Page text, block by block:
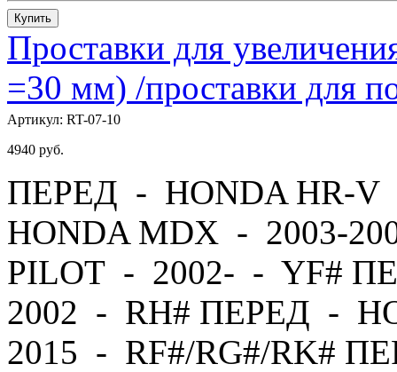
Купить
Проставки для
=30 мм) /проставки для
Артикул: RT-07-10
4940 руб.
ПЕРЕД - HONDA HR-
HONDA MDX - 2003-
PILOT - 2002- - YF#
2002 - RH# ПЕРЕД -
2015 - RF#/RG#/RK#